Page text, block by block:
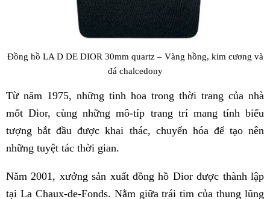
Đồng hồ LA D DE DIOR 30mm quartz – Vàng hồng, kim cương và
đá chalcedony
Từ năm 1975, những tinh hoa trong thời trang của nhà
mốt Dior, cùng những mô-típ trang trí mang tính biểu
tượng bắt đầu được khai thác, chuyển hóa để tạo nên
những tuyệt tác thời gian.
Năm 2001, xưởng sản xuất đồng hồ Dior được thành lập
tại La Chaux-de-Fonds. Nằm giữa trái tim của thung lũng